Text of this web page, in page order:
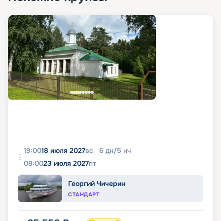
19:0018 июля 2027вс 6 дн/5 нч
08:0023 июля 2027пт
Георгий Чичерин
СТАНДАРТ